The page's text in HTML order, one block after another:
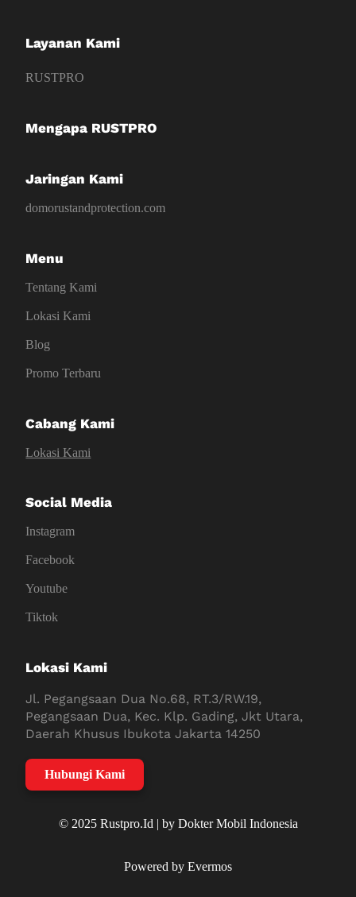
Layanan Kami
RUSTPRO
Mengapa RUSTPRO
Jaringan Kami
domorustandprotection.com
Menu
Tentang Kami
Lokasi Kami
Blog
Promo Terbaru
Cabang Kami
Lokasi Kami
Social Media
Instagram
Facebook
Youtube
Tiktok
Lokasi Kami
Jl. Pegangsaan Dua No.68, RT.3/RW.19,
Pegangsaan Dua, Kec. Klp. Gading, Jkt Utara,
Daerah Khusus Ibukota Jakarta 14250
Hubungi Kami
© 2025 Rustpro.Id | by Dokter Mobil Indonesia
Powered by Evermos